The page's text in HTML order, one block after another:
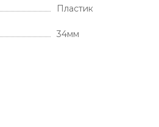
Пластик
34мм